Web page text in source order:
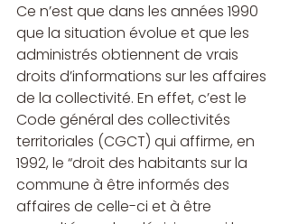
Ce n’est que dans les années 1990
que la situation évolue et que les
administrés obtiennent de vrais
droits d’informations sur les affaires
de la collectivité. En effet, c’est le
Code général des collectivités
territoriales (CGCT) qui affirme, en
1992, le “droit des habitants sur la
commune à être informés des
affaires de celle-ci et à être